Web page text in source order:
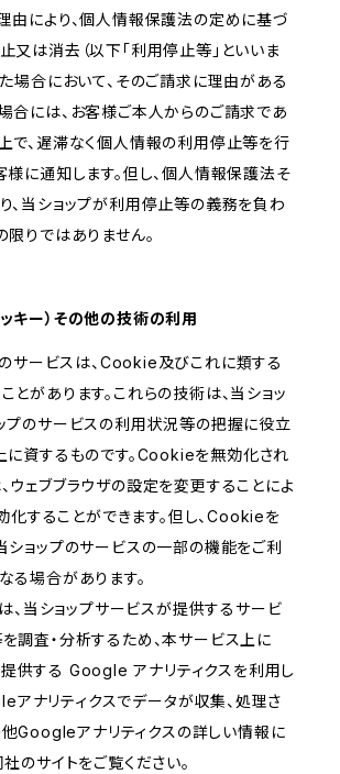
由により、個人情報保護法の定めに基づ
又は消去（以下「利用停止等」といいま
た場合において、そのご請求に理由がある
合には、お客様ご本人からのご請求であ
で、遅滞なく個人情報の利用停止等を行
様に通知します。但し、個人情報保護法そ
、当ショップが利用停止等の義務を負わ
限りではありません。
キー）その他の技術の利用
のサービスは、Cookie及びこれに類する
とがあります。これらの技術は、当ショッ
プのサービスの利用状況等の把握に役立
に資するものです。Cookieを無効化され
ウェブブラウザの設定を変更することによ
することができます。但し、Cookieを
ショップのサービスの一部の機能をご利
る場合があります。
は、当ショップサービスが提供するサービ
調査・分析するため、本サービス上に
供する Google アナリティクスを利用し
アナリティクスでデータが収集、処理さ
Googleアナリティクスの詳しい情報に
のサイトをご覧ください。